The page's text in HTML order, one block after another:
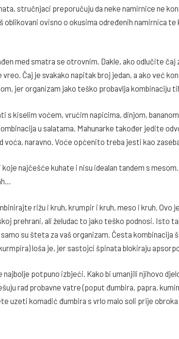
stručnjaci preporučuju da neke namirnice ne
oblikovani ovisno o okusima određenih namirnica te
med smatra se otrovnim. Dakle, ako odlučite čaj
Čaj je svakako napitak broj jedan, a ako već
jer organizam jako teško probavlja kombinaciju
s kiselim voćem, vrućim napicima, dinjom,
u salatama. Mahunarke također jedite
voća, naravno. Voće općenito treba jesti kao
najčešće kuhate i nisu idealan tandem s
rižu i kruh, krumpir i kruh, meso i kruh. Ovo
prehrani, ali želudac to jako teško podnosi. Isto
su šteta za vaš organizam. Česta kombinacija
loša je, jer sastojci špinata blokiraju
potpuno izbjeći. Kako bi umanjili njihovo
rad probavne vatre (poput đumbira, papra,
uzeti komadić đumbira s vrlo malo soli prije